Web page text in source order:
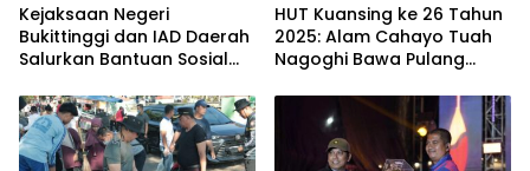
Kejaksaan Negeri
Bukittinggi dan IAD Daerah
Salurkan Bantuan Sosial
Longsor
HUT Kuansing ke 26 Tahun
2025: Alam Cahayo Tuah
Nagoghi Bawa Pulang